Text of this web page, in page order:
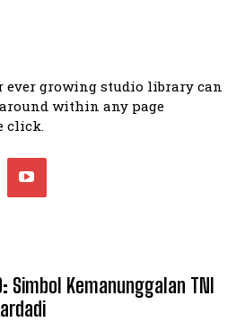
ever growing studio library can
around within any page
click.
Simbol Kemanunggalan TNI